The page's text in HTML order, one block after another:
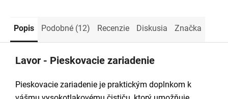
Popis Podobné (12) Recenzie Diskusia Značka
Lavor - Pieskovacie zariadenie
Pieskovacie zariadenie je praktickým doplnkom k